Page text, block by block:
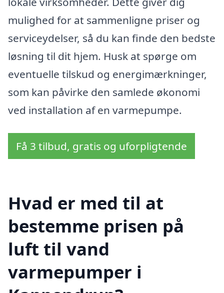
mulighed for at sammenligne priser og
serviceydelser, så du kan finde den bedste
løsning til dit hjem. Husk at spørge om
eventuelle tilskud og energimærkninger,
som kan påvirke den samlede økonomi
ved installation af en varmepumpe.
Få 3 tilbud, gratis og uforpligtende
Hvad er med til at
bestemme prisen på
luft til vand
varmepumper i